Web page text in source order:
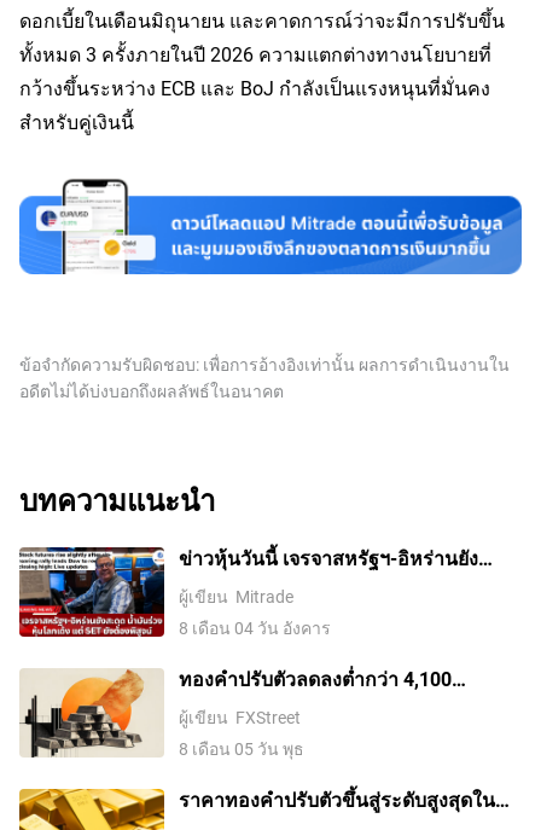
ดอกเบี้ยในเดือนมิถุนายน และคาดการณ์ว่าจะมีการปรับขึ้น
ทั้งหมด 3 ครั้งภายในปี 2026 ความแตกต่างทางนโยบายที่
กว้างขึ้นระหว่าง ECB และ BoJ กำลังเป็นแรงหนุนที่มั่นคง
สำหรับคู่เงินนี้
ข้อจำกัดความรับผิดชอบ: เพื่อการอ้างอิงเท่านั้น ผลการดำเนินงานใน
อดีตไม่ได้บ่งบอกถึงผลลัพธ์ในอนาคต
บทความแนะนำ
ข่าวหุ้นวันนี้ เจรจาสหรัฐฯ-อิหร่านยัง
สะดุด น้ำมันร่วง หุ้นโลกเด้ง แต่ SET ยัง
ต้องพิสูจน์
ผู้เขียน Mitrade
8 เดือน 04 วัน อังคาร
ทองคำปรับตัวลดลงต่ำกว่า 4,100
ดอลลาร์ ขณะที่ตลาดจับตาการเจรจา
ระหว่างสหรัฐฯ กับอิหร่าน
ผู้เขียน FXStreet
8 เดือน 05 วัน พุธ
ราคาทองคําปรับตัวขึ้นสู่ระดับสูงสุดใน